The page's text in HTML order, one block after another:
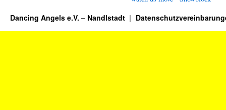
Dancing Angels e.V. – Nandlstadt